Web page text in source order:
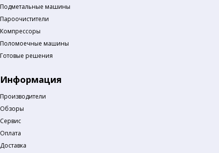
Подметальные машины
Пароочистители
Компрессоры
Поломоечные машины
Готовые решения
Информация
Производители
Обзоры
Сервис
Оплата
Доставка